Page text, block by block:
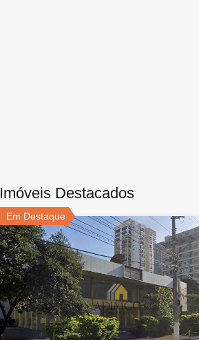
Imóveis Destacados
Em Destaque